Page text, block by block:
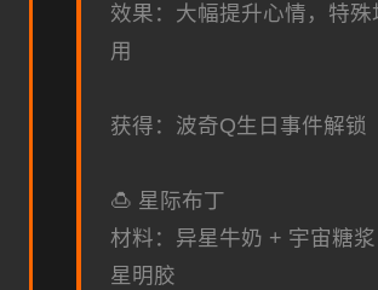
效果：大幅提升心情，特殊
用
获得：波奇Q生日事件解锁
🍮 星际布丁
材料：异星牛奶 + 宇宙糖
星明胶